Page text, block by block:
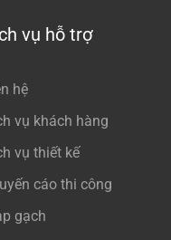
vụ hỗ trợ
hệ
vụ khách hàng
vụ thiết kế
cáo thi công
gạch